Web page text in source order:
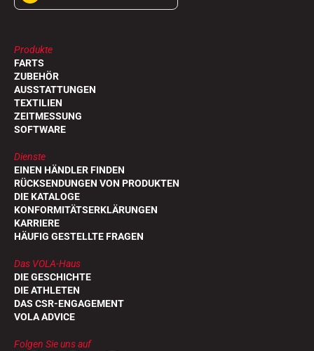
Produkte
FARTS
ZUBEHÖR
AUSSTATTUNGEN
TEXTILIEN
ZEITMESSUNG
SOFTWARE
Dienste
EINEN HÄNDLER FINDEN
RÜCKSENDUNGEN VON PRODUKTEN
DIE KATALOGE
KONFORMITÄTSERKLÄRUNGEN
KARRIERE
HÄUFIG GESTELLTE FRAGEN
Das VOLA-Haus
DIE GESCHICHTE
DIE ATHLETEN
DAS CSR-ENGAGEMENT
VOLA ADVICE
Folgen Sie uns auf